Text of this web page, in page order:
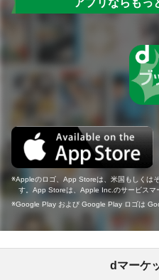
アプリならもっ
Appleのロゴ、App Storeは、米国もしくは
す。App Storeは、Apple Inc.のサービスマ
Google Play および Google Play ロゴは
dマーケ